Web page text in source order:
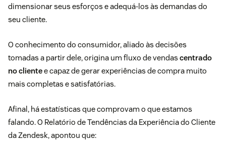
dimensionar seus esforços e adequá-los às demandas do
seu cliente.
O conhecimento do consumidor, aliado às decisões
tomadas a partir dele, origina um fluxo de vendas centrado
no clientee capaz de gerar experiências de compra muito
mais completas e satisfatórias.
Afinal, há estatísticas que comprovam o que estamos
falando. O Relatório de Tendências da Experiência do Cliente
da Zendesk, apontou que: